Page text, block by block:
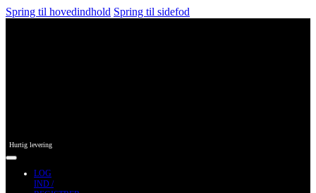
Spring til hovedindhold Spring til sidefod
Hurtig levering
LOG
IND /